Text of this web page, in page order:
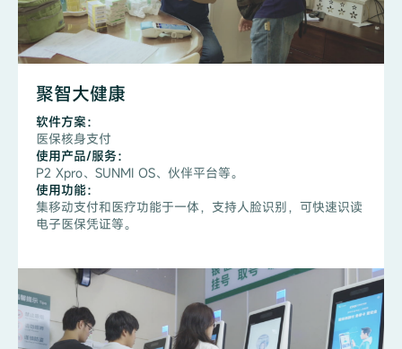
聚智大健康
软件方案：
医保核身支付
使用产品/服务：
P2 Xpro、SUNMI OS、伙伴平台等。
使用功能：
集移动支付和医疗功能于一体，支持人脸识别，可快速识读
电子医保凭证等。